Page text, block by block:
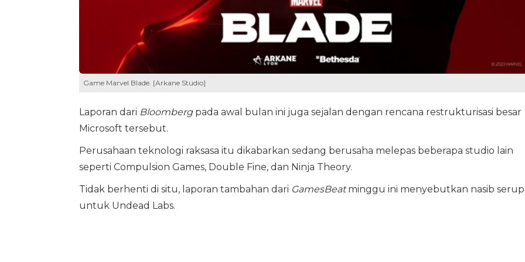
Game Marvel Blade. [Arkane Studio]
Laporan dari Bloombergpada awal bulan ini juga sejalan dengan rencana restrukturisasi besar
Microsoft tersebut.
Perusahaan teknologi raksasa itu dikabarkan sedang berusaha melepas beberapa studio lain
seperti Compulsion Games, Double Fine, dan Ninja Theory.
Tidak berhenti di situ, laporan tambahan dari GamesBeatminggu ini menyebutkan nasib
untuk Undead Labs.